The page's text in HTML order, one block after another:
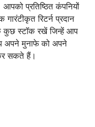
प्रतिष्ठित कंपनियों
गारंटीकृत रिटर्न प्रदान
कुछ स्टॉक रखें जिन्हें आप
अपने मुनाफे को अपने
सकते हैं।